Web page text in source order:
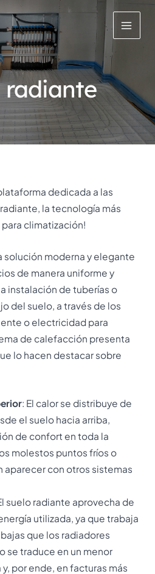
radiante
dedicada a las
la tecnología más
climatización!
solución moderna y elegante
de manera uniforme y
instalación de tuberías o
del suelo, a través de los
o electricidad para
de calefacción presenta
lo hacen destacar sobre
: El calor se distribuye de
el suelo hacia arriba,
de confort en toda la
molestos puntos fríos o
aparecer con otros sistemas
suelo radiante aprovecha de
utilizada, ya que trabaja
que los radiadores
se traduce en un menor
por ende, en facturas más